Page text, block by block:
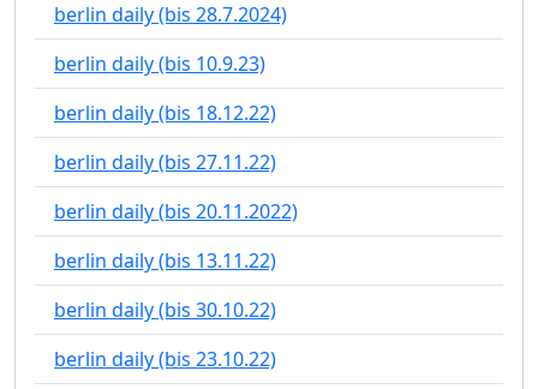
berlin daily (bis 28.7.2024)
berlin daily (bis 10.9.23)
berlin daily (bis 18.12.22)
berlin daily (bis 27.11.22)
berlin daily (bis 20.11.2022)
berlin daily (bis 13.11.22)
berlin daily (bis 30.10.22)
berlin daily (bis 23.10.22)